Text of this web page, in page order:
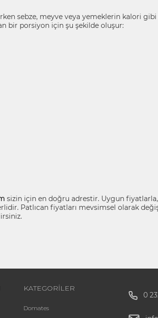
sebze, meyve veya yemeklerin kalori
bir porsiyon için şu şekilde oluşur:
sizin için en doğru adrestir. Uygun
Patlıcan fiyatları mevsimsel olarak
KATEGORİLER
Domates
0